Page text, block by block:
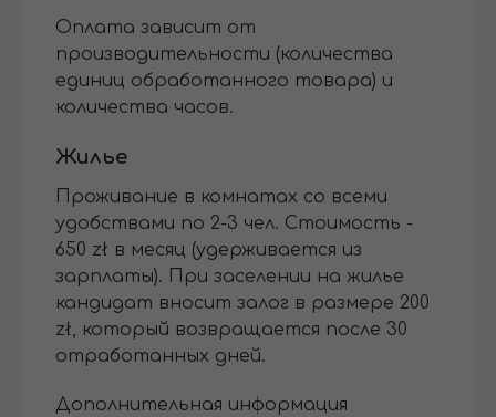
Оплата зависит от
производительности (количества
единиц обработанного товара) и
количества часов.
Жилье
Проживание в комнатах со всеми
удобствами по 2-3 чел. Стоимость -
650 zł в месяц (удерживается из
зарплаты). При заселении на жилье
кандидат вносит залог в размере 200
zł, который возвращается после 30
отработанных дней.
Дополнительная информация